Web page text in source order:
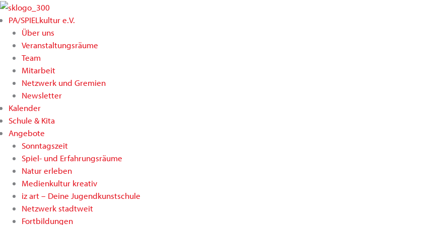
Zum
Inhalt
springen
PA/SPIELkultur e.V.
Über uns
Veranstaltungsräume
Team
Mitarbeit
Netzwerk und Gremien
Newsletter
Kalender
Schule & Kita
Angebote
Sonntagszeit
Spiel- und Erfahrungsräume
Natur erleben
Medienkultur kreativ
iz art – Deine Jugendkunstschule
Netzwerk stadtweit
Fortbildungen